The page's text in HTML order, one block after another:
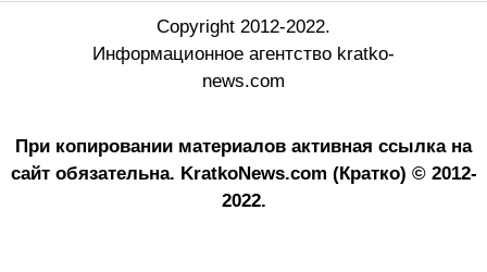
Copyright 2012-2022.
Информационное агентство kratko-
news.com
При копировании материалов активная ссылка на
сайт обязательна. KratkoNews.com (Кратко) © 2012-
2022.